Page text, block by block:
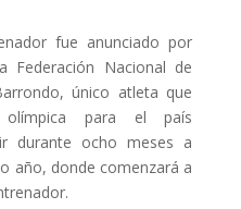
fue anunciado por
Federación Nacional de
único atleta que
olímpica para el país
durante ocho meses a
año, donde comenzará a